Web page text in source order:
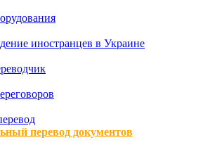
иностранцев в Украине
перевод документов